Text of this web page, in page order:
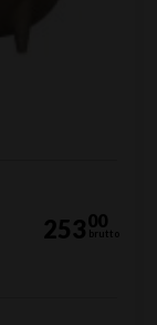
25300
brutto